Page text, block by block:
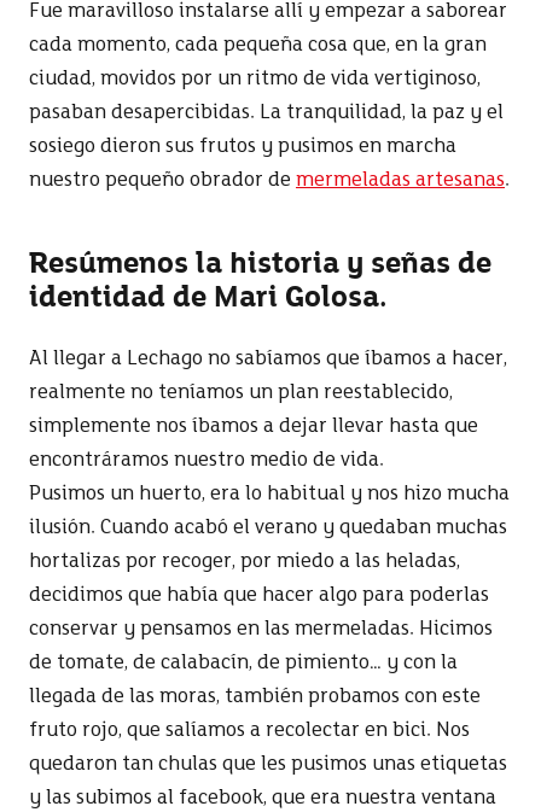
Fue maravilloso instalarse allí y empezar a saborear
cada momento, cada pequeña cosa que, en la gran
ciudad, movidos por un ritmo de vida vertiginoso,
pasaban desapercibidas. La tranquilidad, la paz y el
sosiego dieron sus frutos y pusimos en marcha
nuestro pequeño obrador de mermeladas artesanas.
Resúmenos la historia y señas de
identidad de Mari Golosa.
Al llegar a Lechago no sabíamos que íbamos a hacer,
realmente no teníamos un plan reestablecido,
simplemente nos íbamos a dejar llevar hasta que
encontráramos nuestro medio de vida.
Pusimos un huerto, era lo habitual y nos hizo mucha
ilusión. Cuando acabó el verano y quedaban muchas
hortalizas por recoger, por miedo a las heladas,
decidimos que había que hacer algo para poderlas
conservar y pensamos en las mermeladas. Hicimos
de tomate, de calabacín, de pimiento… y con la
llegada de las moras, también probamos con este
fruto rojo, que salíamos a recolectar en bici. Nos
quedaron tan chulas que les pusimos unas etiquetas
y las subimos al facebook, que era nuestra ventana